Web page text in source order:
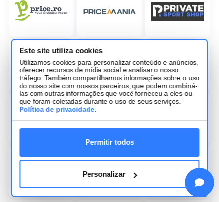
Este site utiliza cookies
Utilizamos cookies para personalizar conteúdo e anúncios,
oferecer recursos de mídia social e analisar o nosso
tráfego. Também compartilhamos informações sobre o uso
do nosso site com nossos parceiros, que podem combiná-
las com outras informações que você forneceu a eles ou
que foram coletadas durante o uso de seus serviços.
Política de privacidade
Permitir todos
Personalizar